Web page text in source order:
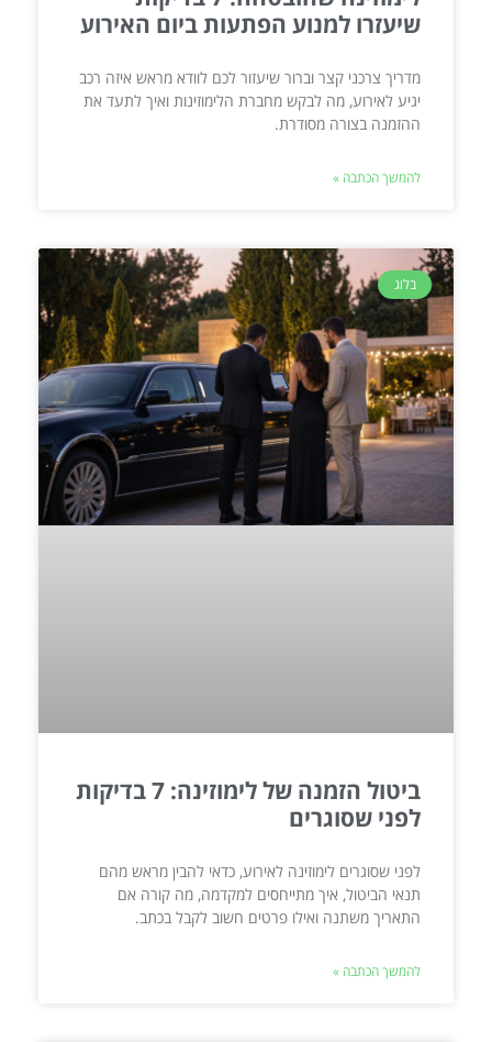
שיעזרו למנוע הפתעות ביום האירוע
מדריך צרכני קצר וברור שיעזור לכם לוודא מראש איזה רכב
יגיע לאירוע, מה לבקש מחברת הלימוזינות ואיך לתעד את
ההזמנה בצורה מסודרת.
להמשך הכתבה »
בלוג
ביטול הזמנה של לימוזינה: 7 בדיקות
לפני שסוגרים
לפני שסוגרים לימוזינה לאירוע, כדאי להבין מראש מהם
תנאי הביטול, איך מתייחסים למקדמה, מה קורה אם
התאריך משתנה ואילו פרטים חשוב לקבל בכתב.
להמשך הכתבה »